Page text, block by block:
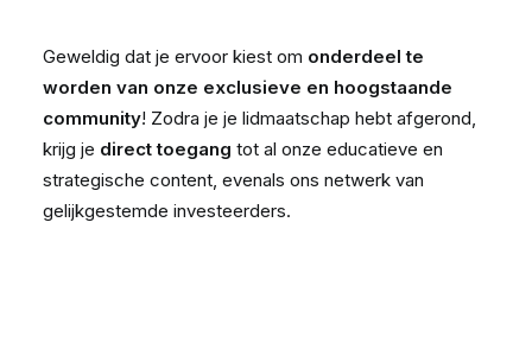
Geweldig dat je ervoor kiest om onderdeel te
worden van onze exclusieve en hoogstaande
community! Zodra je je lidmaatschap hebt afgerond,
krijg je direct toegang tot al onze educatieve en
strategische content, evenals ons netwerk van
gelijkgestemde investeerders.